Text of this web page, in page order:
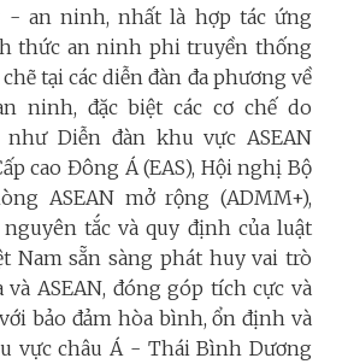
- an ninh, nhất là hợp tác ứng
thức an ninh phi truyền thống
tại các diễn đàn đa phương về
ninh, đặc biệt các cơ chế do
như Diễn đàn khu vực ASEAN
cao Đông Á (EAS), Hội nghị Bộ
ASEAN mở rộng (ADMM+),
tắc và quy định của luật
Nam sẵn sàng phát huy vai trò
và ASEAN, đóng góp tích cực và
bảo đảm hòa bình, ổn định và
vực châu Á - Thái Bình Dương